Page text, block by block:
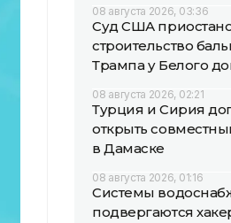
08 августа 2026, 03:36
Суд США
строительство
Трампа у Белого
08 августа 2026, 02:21
Турция и Сирия
открыть
в Дамаске
08 августа 2026, 01:16
Системы
подвергаются